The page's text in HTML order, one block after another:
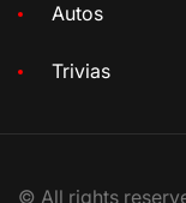
Autos
Trivias
© All rights